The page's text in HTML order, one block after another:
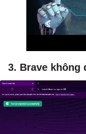
3. Brave không